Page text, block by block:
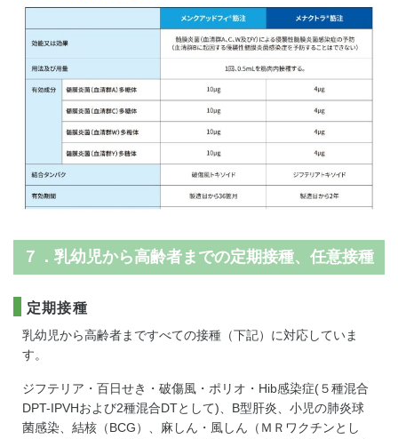
７．乳幼児から高齢者までの定期接種、任意接種
定期接種
乳幼児から高齢者まですべての接種（下記）に対応していま
す。
ジフテリア・百日せき・破傷風・ポリオ・Hib感染症(５種混合
DPT-IPVHおよび2種混合DTとして)、B型肝炎、小児の肺炎球
菌感染、結核（BCG）、麻しん・風しん（ＭＲワクチンとし